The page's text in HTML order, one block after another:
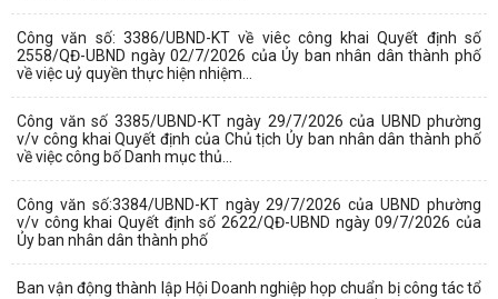
Công văn số: 3386/UBND-KT về viêc công khai Quyết định số
2558/QĐ-UBND ngày 02/7/2026 của Ủy ban nhân dân thành phố
về việc uỷ quyền thực hiện nhiệm...
Công văn số 3385/UBND-KT ngày 29/7/2026 của UBND phường
v/v công khai Quyết định của Chủ tịch Ủy ban nhân dân thành phố
về việc công bố Danh mục thủ...
Công văn số:3384/UBND-KT ngày 29/7/2026 của UBND phường
v/v công khai Quyết định số 2622/QĐ-UBND ngày 09/7/2026 của
Ủy ban nhân dân thành phố
Ban vận động thành lập Hội Doanh nghiệp họp chuẩn bị công tác tổ